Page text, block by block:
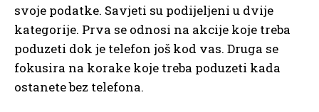
svoje podatke. Savjeti su podijeljeni u dvije
kategorije. Prva se odnosi na akcije koje treba
poduzeti dok je telefon još kod vas. Druga se
fokusira na korake koje treba poduzeti kada
ostanete bez telefona.